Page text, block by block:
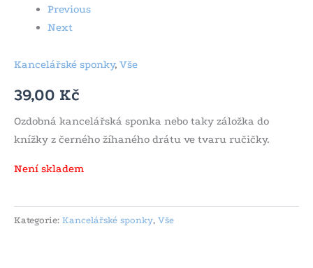
Previous
Next
Kancelářské sponky, Vše
39,00 Kč
Ozdobná kancelářská sponka nebo taky záložka do
knížky z černého žíhaného drátu ve tvaru ručičky.
Není skladem
Kategorie: Kancelářské sponky, Vše